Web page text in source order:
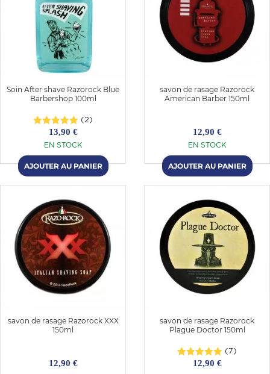
Soin After shave Razorock Blue
Barbershop 100ml
(2)
13,90 €
EN STOCK
savon de rasage Razorock
American Barber 150ml
12,90 €
EN STOCK
savon de rasage Razorock XXX
150ml
12,90 €
savon de rasage Razorock
Plague Doctor 150ml
(7)
12,90 €